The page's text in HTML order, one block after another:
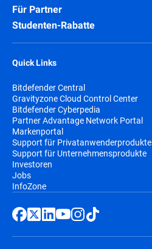
Für Partner
Studenten-Rabatte
Quick Links
Bitdefender Central
Gravityzone Cloud Control Center
Bitdefender Cyberpedia
Partner Advantage Network Portal
Markenportal
Support für Privatanwenderprodukte
Support für Unternehmensprodukte
Investoren
Jobs
InfoZone